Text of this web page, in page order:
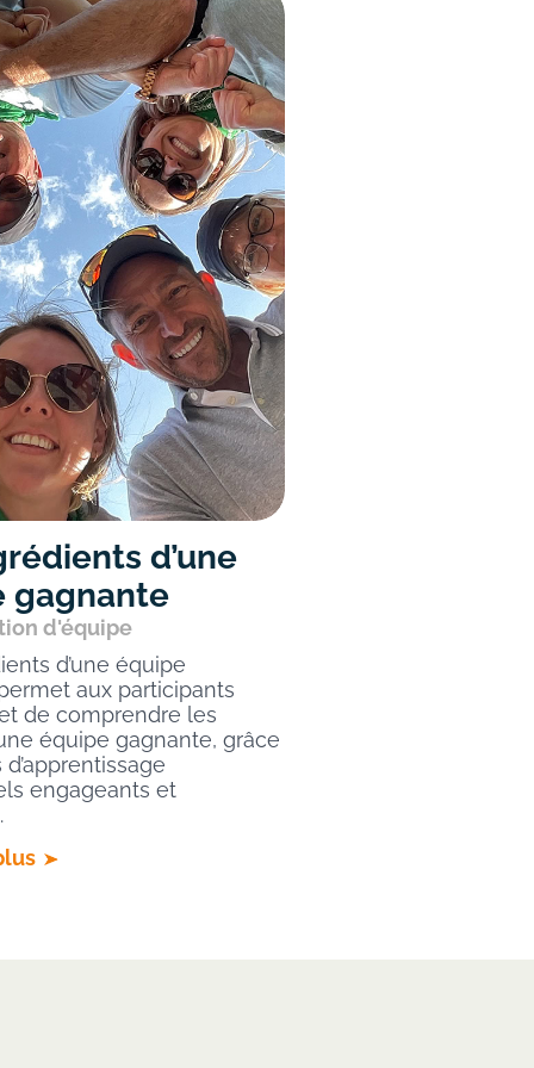
d’une
gagnante
d'équipe
d’une équipe
aux participants
de comprendre les
équipe gagnante, grâce
engageants et